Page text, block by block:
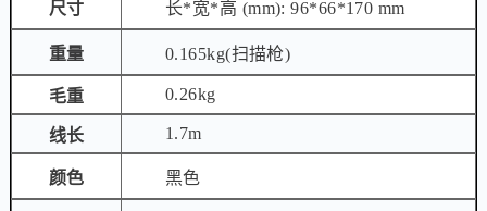
尺寸 长*宽*高 (mm): 96*66*170 mm
重量 0.165kg(扫描枪)
毛重 0.26kg
线长 1.7m
颜色 黑色